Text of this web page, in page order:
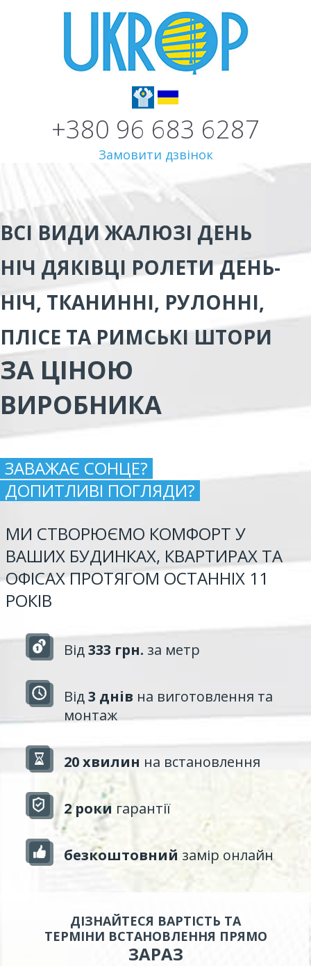
+380 96 683 6287
Замовити дзвінок
ВСІ ВИДИЖАЛЮЗІ ДЕНЬ
НІЧ ДЯКІВЦІ РОЛЕТИ ДЕНЬ-
НІЧ, ТКАНИННІ, РУЛОННІ,
ПЛІСЕ ТА РИМСЬКІ ШТОРИ
ЗА ЦІНОЮ
ВИРОБНИКА
ЗАВАЖАЄ СОНЦЕ?
ДОПИТЛИВІ ПОГЛЯДИ?
МИ СТВОРЮЄМО КОМФОРТ У
ВАШИХ БУДИНКАХ, КВАРТИРАХ ТА
ОФІСАХ ПРОТЯГОМ ОСТАННІХ 11
РОКІВ
Від333 грн. за метр
Від3 днів на виготовлення та
монтаж
20 хвилин на встановлення
2 роки гарантії
безкоштовний замір онлайн
ДІЗНАЙТЕСЯ ВАРТІСТЬ ТА
ТЕРМІНИ ВСТАНОВЛЕННЯ ПРЯМО
ЗАРАЗ